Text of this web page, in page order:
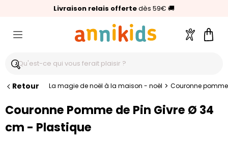
Livraison relais offertedès 59€ 🚚
🥇Palmarès Capital 2025 :Annikids N°1
⭐⭐⭐⭐⭐4,6/5(24 000 avis clients)
Compte
Retour La magie de noël à la maison - noël > Couronne
Couronne Pomme de Pin Givre Ø 34
cm - Plastique